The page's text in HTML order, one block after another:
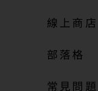
線上商店
部落格
常見問題